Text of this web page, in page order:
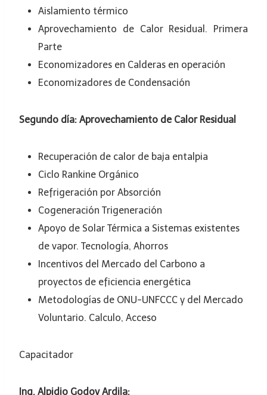
Aislamiento térmico
Aprovechamiento de Calor Residual. Primera
Parte
Economizadores en Calderas en operación
Economizadores de Condensación
Segundo día: Aprovechamiento de Calor Residual
Recuperación de calor de baja entalpia
Ciclo Rankine Orgánico
Refrigeración por Absorción
Cogeneración Trigeneración
Apoyo de Solar Térmica a Sistemas existentes
de vapor. Tecnología, Ahorros
Incentivos del Mercado del Carbono a
proyectos de eficiencia energética
Metodologías de ONU-UNFCCC y del Mercado
Voluntario. Calculo, Acceso
Capacitador
Ing. Alpidio Godoy Ardila: